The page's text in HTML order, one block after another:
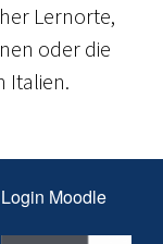
Lernorte,
oder die
Italien.
Login Moodle